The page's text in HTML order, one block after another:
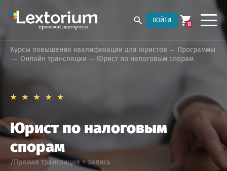
ВОЙТИ
0
Курсы повышения квалификации для юристов
Программы
Онлайн трансляции
Юрист по налоговым спорам
Юрист по налоговым
спорам
/Прямая трансляция + запись